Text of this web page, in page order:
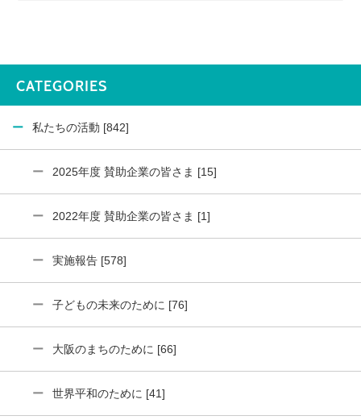
CATEGORIES
私たちの活動 [842]
2025年度 賛助企業の皆さま [15]
2022年度 賛助企業の皆さま [1]
実施報告 [578]
子どもの未来のために [76]
大阪のまちのために [66]
世界平和のために [41]